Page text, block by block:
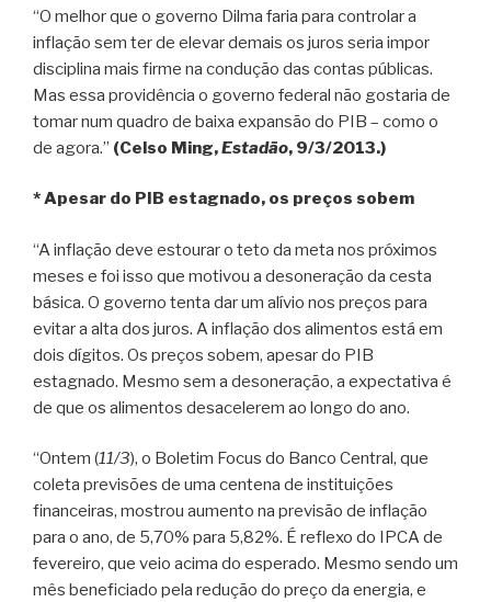
“O melhor que o governo Dilma faria para controlar a
inflação sem ter de elevar demais os juros seria impor
disciplina mais firme na condução das contas públicas.
Mas essa providência o governo federal não gostaria de
tomar num quadro de baixa expansão do PIB – como o
de agora.” (Celso Ming,Estadão, 9/3/2013.)
* Apesar do PIB estagnado, os preços sobem
“A inflação deve estourar o teto da meta nos próximos
meses e foi isso que motivou a desoneração da cesta
básica. O governo tenta dar um alívio nos preços para
evitar a alta dos juros. A inflação dos alimentos está em
dois dígitos. Os preços sobem, apesar do PIB
estagnado. Mesmo sem a desoneração, a expectativa é
de que os alimentos desacelerem ao longo do ano.
“Ontem (11/3), o Boletim Focus do Banco Central, que
coleta previsões de uma centena de instituições
financeiras, mostrou aumento na previsão de inflação
para o ano, de 5,70% para 5,82%. É reflexo do IPCA de
fevereiro, que veio acima do esperado. Mesmo sendo um
mês beneficiado pela redução do preço da energia, e